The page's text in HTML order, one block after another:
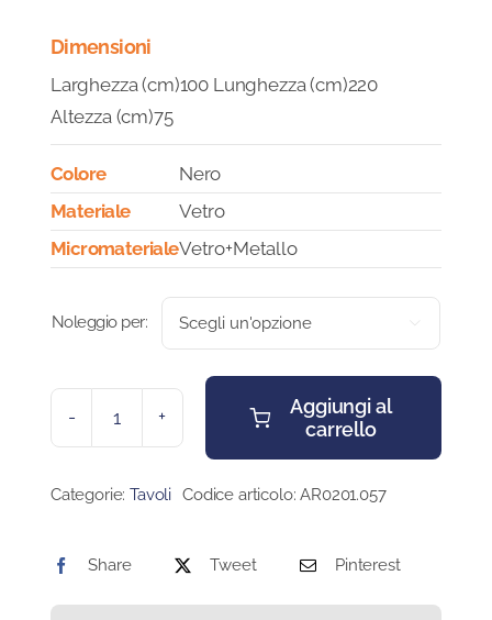
Dimensioni
Larghezza (cm)100 Lunghezza (cm)220
Altezza (cm)75
Colore
Nero
Materiale
Vetro
MicromaterialeVetro+Metallo
Noleggio per:
TAVOLO
quantità
Aggiungi al
carrello
Categorie:Tavoli Codice articolo:AR0201.057
Share Tweet Pinterest